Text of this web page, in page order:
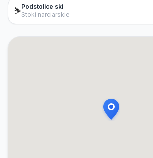
⛷️Podstolice ski
Stoki narciarskie